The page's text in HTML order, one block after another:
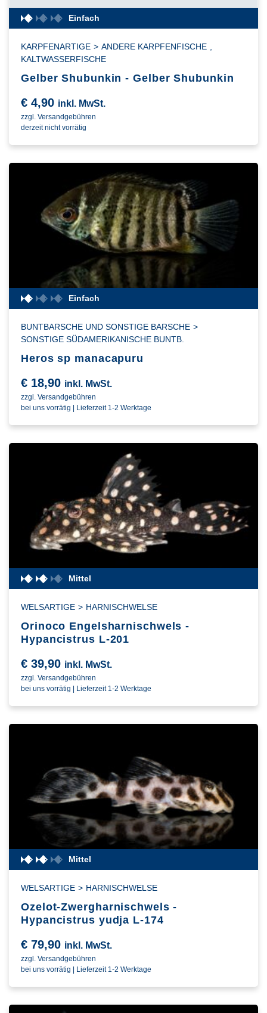
Einfach
KARPFENARTIGE > ANDERE KARPFENFISCHE
KALTWASSERFISCHE
Gelber Shubunkin - Gelber Shubunkin
€ 4,90 inkl. MwSt.
zzgl. Versandgebühren
derzeit nicht vorrätig
Einfach
BUNTBARSCHE UND SONSTIGE BARSCHE >
SONSTIGE SÜDAMERIKANISCHE BUNTB.
Heros sp manacapuru
€ 18,90 inkl. MwSt.
zzgl. Versandgebühren
bei uns vorrätig | Lieferzeit 1-2 Werktage
Mittel
WELSARTIGE > HARNISCHWELSE
Orinoco Engelsharnischwels -
Hypancistrus L-201
€ 39,90 inkl. MwSt.
zzgl. Versandgebühren
bei uns vorrätig | Lieferzeit 1-2 Werktage
Mittel
WELSARTIGE > HARNISCHWELSE
Ozelot-Zwergharnischwels -
Hypancistrus yudja L-174
€ 79,90 inkl. MwSt.
zzgl. Versandgebühren
bei uns vorrätig | Lieferzeit 1-2 Werktage